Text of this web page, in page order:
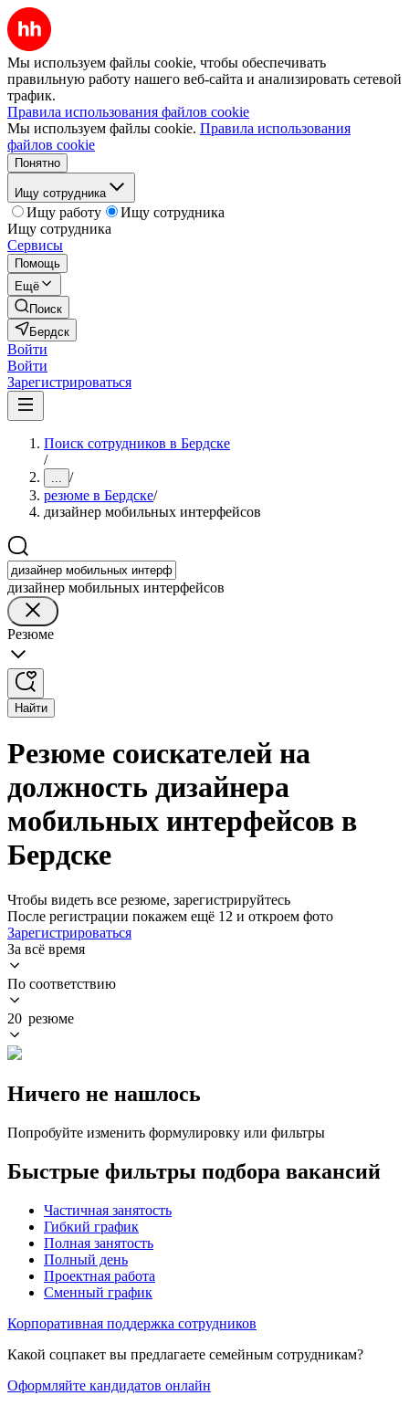
Мы используем файлы cookie, чтобы обеспечивать
правильную работу нашего веб-сайта и анализировать сетевой
трафик.
Правила использования файлов cookie
Мы используем файлы cookie. Правила использования
файлов cookie
Понятно
Ищу сотрудника
Ищу работу
Ищу сотрудника
Ищу сотрудника
Сервисы
Помощь
Ещё
Поиск
Бердск
Войти
Войти
Зарегистрироваться
Поиск сотрудников в Бердске
/
... /
резюме в Бердске/
дизайнер мобильных интерфейсов
дизайнер мобильных интерфейсов
Резюме
Найти
Резюме соискателей на
должность дизайнера
мобильных интерфейсов в
Бердске
Чтобы видеть все резюме, зарегистрируйтесь
После регистрации покажем ещё 12 и откроем фото
Зарегистрироваться
За всё время
По соответствию
20 резюме
Ничего не нашлось
Попробуйте изменить формулировку или фильтры
Быстрые фильтры подбора вакансий
Частичная занятость
Гибкий график
Полная занятость
Полный день
Проектная работа
Сменный график
Корпоративная поддержка сотрудников
Какой соцпакет вы предлагаете семейным сотрудникам?
Оформляйте кандидатов онлайн